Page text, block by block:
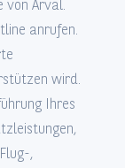
von Arval.
anrufen.
wird.
Ihres
,